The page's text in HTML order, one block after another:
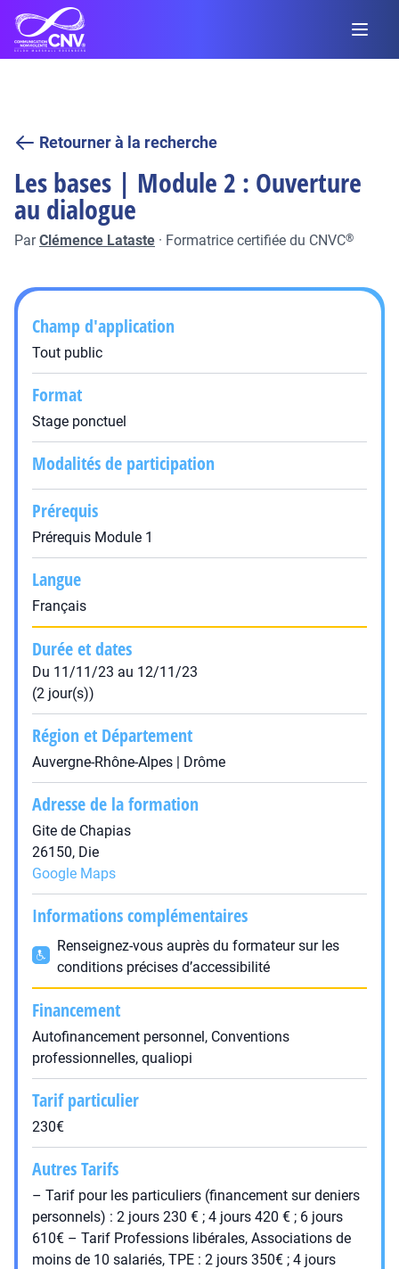
Retourner à la recherche
Les bases | Module 2 : Ouverture
au dialogue
ParClémence Lataste · Formatrice certifiée du CNVC®
Champ d'application
Tout public
Format
Stage ponctuel
Modalités de participation
Prérequis
Prérequis Module 1
Langue
Français
Durée et dates
Du 11/11/23 au 12/11/23
(2 jour(s))
Région et Département
Auvergne-Rhône-Alpes | Drôme
Adresse de la formation
Gite de Chapias
26150, Die
Google Maps
Informations complémentaires
Renseignez-vous auprès du formateur sur les
conditions précises d’accessibilité
Financement
Autofinancement personnel, Conventions
professionnelles, qualiopi
Tarif particulier
230€
Autres Tarifs
– Tarif pour les particuliers (financement sur deniers
personnels) : 2 jours 230 € ; 4 jours 420 € ; 6 jours
610€ – Tarif Professions libérales, Associations de
moins de 10 salariés, TPE : 2 jours 350€ ; 4 jours